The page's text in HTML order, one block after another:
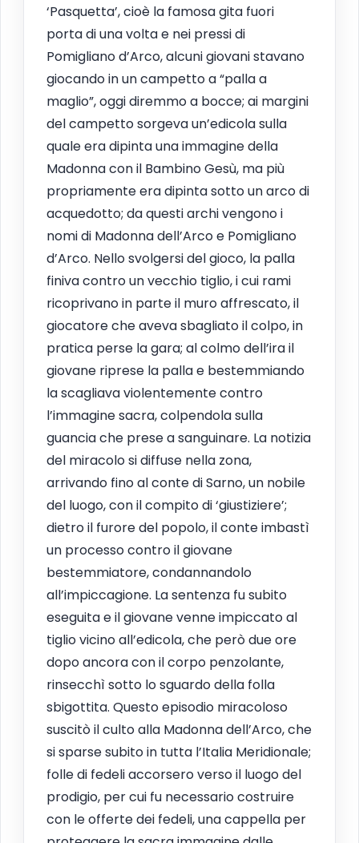
‘Pasquetta’, cioè la famosa gita fuori
porta di una volta e nei pressi di
Pomigliano d’Arco, alcuni giovani stavano
giocando in un campetto a “palla a
maglio”, oggi diremmo a bocce; ai margini
del campetto sorgeva un’edicola sulla
quale era dipinta una immagine della
Madonna con il Bambino Gesù, ma più
propriamente era dipinta sotto un arco di
acquedotto; da questi archi vengono i
nomi di Madonna dell’Arco e Pomigliano
d’Arco. Nello svolgersi del gioco, la palla
finiva contro un vecchio tiglio, i cui rami
ricoprivano in parte il muro affrescato, il
giocatore che aveva sbagliato il colpo, in
pratica perse la gara; al colmo dell’ira il
giovane riprese la palla e bestemmiando
la scagliava violentemente contro
l’immagine sacra, colpendola sulla
guancia che prese a sanguinare. La notizia
del miracolo si diffuse nella zona,
arrivando fino al conte di Sarno, un nobile
del luogo, con il compito di ‘giustiziere’;
dietro il furore del popolo, il conte imbastì
un processo contro il giovane
bestemmiatore, condannandolo
all’impiccagione. La sentenza fu subito
eseguita e il giovane venne impiccato al
tiglio vicino all’edicola, che però due ore
dopo ancora con il corpo penzolante,
rinsecchì sotto lo sguardo della folla
sbigottita. Questo episodio miracoloso
suscitò il culto alla Madonna dell’Arco, che
si sparse subito in tutta l’Italia Meridionale;
folle di fedeli accorsero verso il luogo del
prodigio, per cui fu necessario costruire
con le offerte dei fedeli, una cappella per